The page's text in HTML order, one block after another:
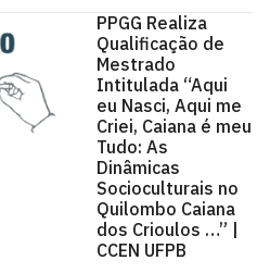
PPGG Realiza
Qualificação de
Mestrado
Intitulada “Aqui
eu Nasci, Aqui me
Criei, Caiana é meu
Tudo: As
Dinâmicas
Socioculturais no
Quilombo Caiana
dos Crioulos …” |
CCEN UFPB